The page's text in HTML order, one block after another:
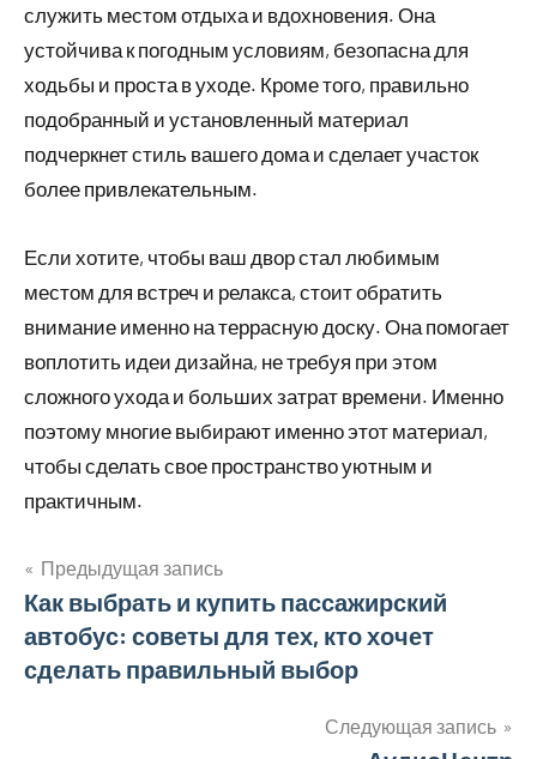
служить местом отдыха и вдохновения. Она
устойчива к погодным условиям, безопасна для
ходьбы и проста в уходе. Кроме того, правильно
подобранный и установленный материал
подчеркнет стиль вашего дома и сделает участок
более привлекательным.
Если хотите, чтобы ваш двор стал любимым
местом для встреч и релакса, стоит обратить
внимание именно на террасную доску. Она помогает
воплотить идеи дизайна, не требуя при этом
сложного ухода и больших затрат времени. Именно
поэтому многие выбирают именно этот материал,
чтобы сделать свое пространство уютным и
практичным.
Навигация
по
Предыдущая запись
Как выбрать и купить пассажирский
автобус: советы для тех, кто хочет
сделать правильный выбор
Следующая запись